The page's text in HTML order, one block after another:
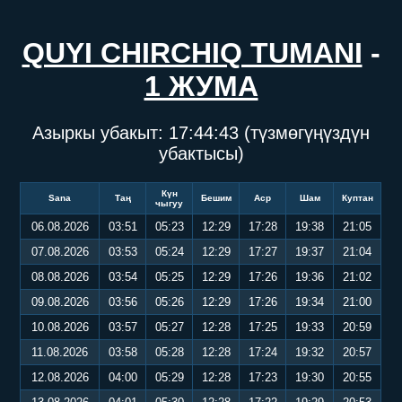
QUYI CHIRCHIQ TUMANI -
1 ЖУМА
Азыркы убакыт: 17:44:43 (түзмөгүңүздүн
убактысы)
Sana Таң
Күн
чыгуу
Бешим Аср Шам Куптан
06.08.2026 03:51 05:23 12:29 17:28 19:38
21:05
07.08.2026
03:53 05:24 12:29 17:27 19:37
21:04
08.08.2026
03:54 05:25 12:29 17:26 19:36
21:02
09.08.2026
03:56 05:26 12:29 17:26 19:34
21:00
10.08.2026
03:57 05:27 12:28 17:25 19:33
20:59
11.08.2026
03:58 05:28 12:28 17:24 19:32
20:57
12.08.2026
04:00 05:29 12:28 17:23 19:30
20:55